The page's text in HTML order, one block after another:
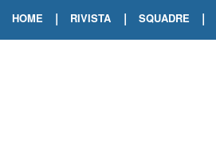
HOME | RIVISTA | SQUADRE |